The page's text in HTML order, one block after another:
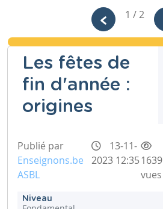
1 / 2
Les fêtes de
fin d'année :
origines
Publié par
Enseignons.be
ASBL
13-11-
2023 12:351639
vues
Niveau